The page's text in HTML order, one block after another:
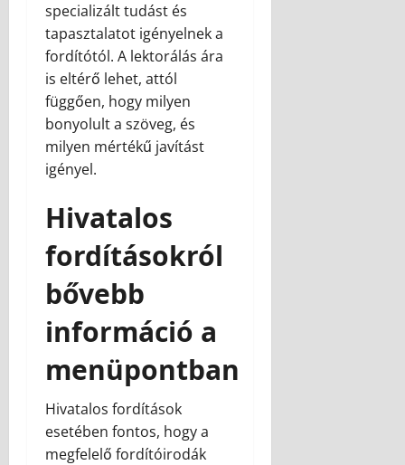
specializált tudást és
tapasztalatot igényelnek a
fordítótól. A lektorálás ára
is eltérő lehet, attól
függően, hogy milyen
bonyolult a szöveg, és
milyen mértékű javítást
igényel.
Hivatalos
fordításokról
bővebb
információ a
menüpontban
Hivatalos fordítások
esetében fontos, hogy a
megfelelő fordítóirodák